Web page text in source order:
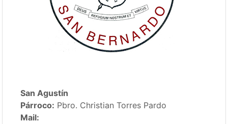
San Agustín
Párroco: Pbro. Christian Torres Pardo
Mail: